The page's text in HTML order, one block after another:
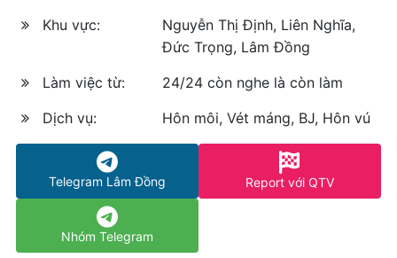
Khu vực:
Nguyễn Thị Định, Liên Nghĩa,
Đức Trọng, Lâm Đồng
Làm việc từ:
24/24 còn nghe là còn làm
Dịch vụ:
Hôn môi, Vét máng, BJ, Hôn vú
Telegram Lâm Đồng Report với QTV
Nhóm Telegram